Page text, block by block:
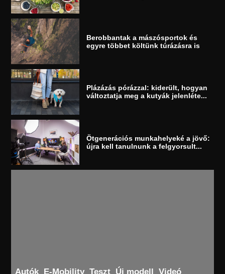
Berobbantak a mászósportok és
egyre többet költünk túrázásra is
Plázázás pórázzal: kiderült, hogyan
változtatja meg a kutyák jelenléte...
Ötgenerációs munkahelyeké a jövő:
újra kell tanulnunk a felgyorsult...
Autók E-Mobility Teszt Új modell Videó